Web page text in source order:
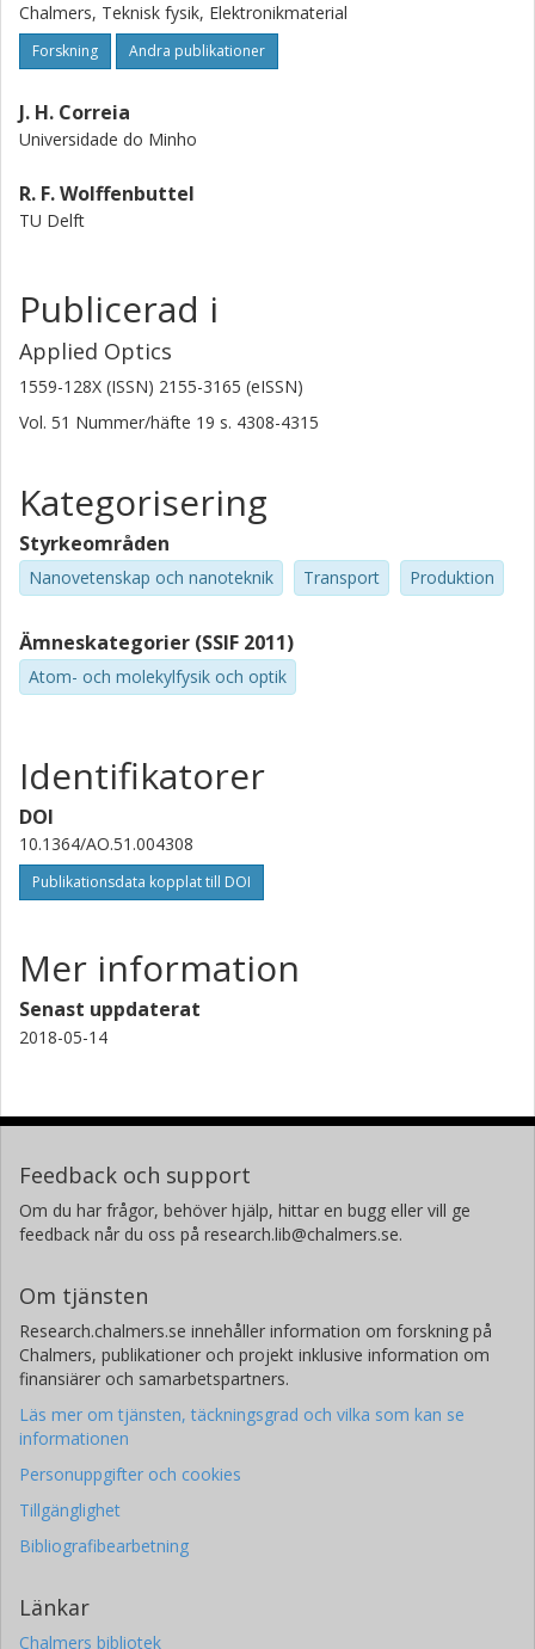
Chalmers, Teknisk fysik, Elektronikmaterial
Forskning Andra publikationer
J. H. Correia
Universidade do Minho
R. F. Wolffenbuttel
TU Delft
Publicerad i
Applied Optics
1559-128X (ISSN) 2155-3165 (eISSN)
Vol. 51 Nummer/häfte 19 s. 4308-4315
Kategorisering
Styrkeområden
Nanovetenskap och nanoteknik Transport Produktion
Ämneskategorier (SSIF 2011)
Atom- och molekylfysik och optik
Identifikatorer
DOI
10.1364/AO.51.004308
Publikationsdata kopplat till DOI
Mer information
Senast uppdaterat
2018-05-14
Feedback och support
Om du har frågor, behöver hjälp, hittar en bugg eller vill ge
feedback når du oss på research.lib@chalmers.se.
Om tjänsten
Research.chalmers.se innehåller information om forskning på
Chalmers, publikationer och projekt inklusive information om
finansiärer och samarbetspartners.
Läs mer om tjänsten, täckningsgrad och vilka som kan se
informationen
Personuppgifter och cookies
Tillgänglighet
Bibliografibearbetning
Länkar
Chalmers bibliotek